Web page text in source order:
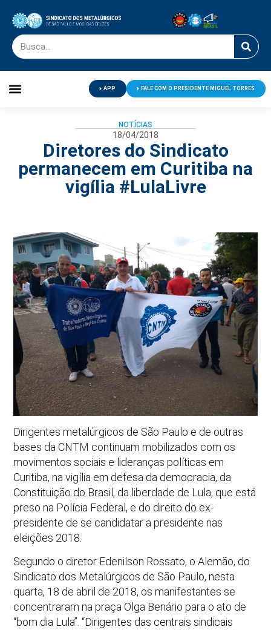
APP FALE COM O PRESIDENTE MIGUEL TORRES
NOTÍCIAS
18/04/2018
Diretores do Sindicato
permanecem em Curitiba na
vigília #LulaLivre
Dirigentes metalúrgicos de São Paulo e de outras
bases da CNTM continuam mobilizados com os
movimentos sociais e lideranças políticas em
Curitiba, na vigília em defesa da democracia, da
Constituição do Brasil, da liberdade de Lula, que está
preso na Polícia Federal, e do direito do ex-
presidente de se candidatar a presidente nas
eleições 2018.
Segundo o diretor Edenilson Rossato, o Alemão, do
Sindicato dos Metalúrgicos de São Paulo, nesta
quarta, 18 de abril de 2018, os manifestantes se
concentraram na praça Olga Benário para o ato de
“bom dia Lula”. “Dirigentes das centrais sindicais